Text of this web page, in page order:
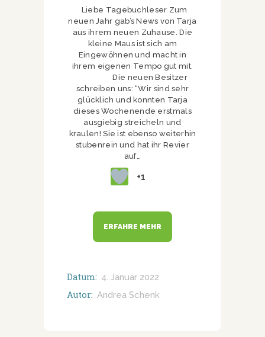
Liebe Tagebuchleser Zum
neuen Jahr gab’s News von Tarja
aus ihrem neuen Zuhause. Die
kleine Maus ist sich am
Eingewöhnen und macht in
ihrem eigenen Tempo gut mit.
Die neuen Besitzer
schreiben uns: “Wir sind sehr
glücklich und konnten Tarja
dieses Wochenende erstmals
ausgiebig streicheln und
kraulen! Sie ist ebenso weiterhin
stubenrein und hat ihr Revier
auf…
+1
ERFAHRE MEHR
Datum: 4. Januar 2022
Autor: Andrea Schenk